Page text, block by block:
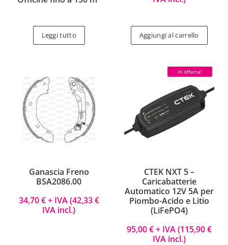
Leggi tutto Aggiungi al carrello
Ganascia Freno
BSA2086.00
34,70€+ IVA (42,33€
IVA incl.)
In offerta!
CTEK NXT 5 –
Caricabatterie
Automatico 12V 5A per
Piombo-Acido e Litio
(LiFePO4)
95,00€+ IVA (115,90€
IVA incl.)